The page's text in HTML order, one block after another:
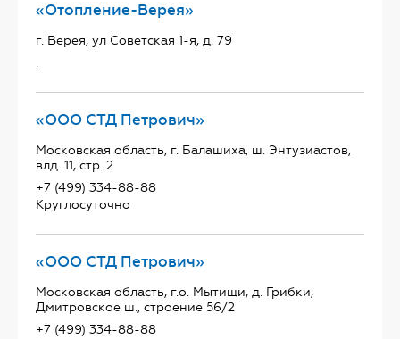
«Отопление-Верея»
г. Верея, ул Советская 1-я, д. 79
.
«ООО СТД Петрович»
Московская область, г. Балашиха, ш. Энтузиастов,
влд. 11, стр. 2
+7 (499) 334-88-88
Круглосуточно
«ООО СТД Петрович»
Московская область, г.о. Мытищи, д. Грибки,
Дмитровское ш., строение 56/2
+7 (499) 334-88-88